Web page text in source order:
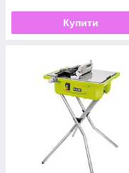
Купити